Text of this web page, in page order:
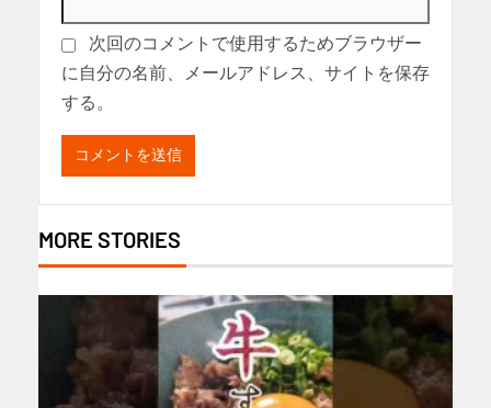
次回のコメントで使用するためブラウザー
に自分の名前、メールアドレス、サイトを保存
する。
MORE STORIES